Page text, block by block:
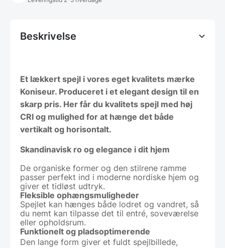
Beskrivelse
Et lækkert spejl i vores eget kvalitets mærke
Koniseur. Produceret i et elegant design til en
skarp pris. Her får du kvalitets spejl med høj
CRI og mulighed for at hænge det både
vertikalt og horisontalt.
Skandinavisk ro og elegance i dit hjem
De organiske former og den stilrene ramme
passer perfekt ind i moderne nordiske hjem og
giver et tidløst udtryk.
Fleksible ophængsmuligheder
Spejlet kan hænges både lodret og vandret, så
du nemt kan tilpasse det til entré, soveværelse
eller opholdsrum.
Funktionelt og pladsoptimerende
Den lange form giver et fuldt spejlbillede,